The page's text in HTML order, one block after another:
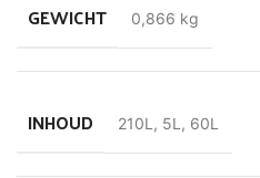
GEWICHT 0,866 kg
INHOUD 210L , 5L , 60L